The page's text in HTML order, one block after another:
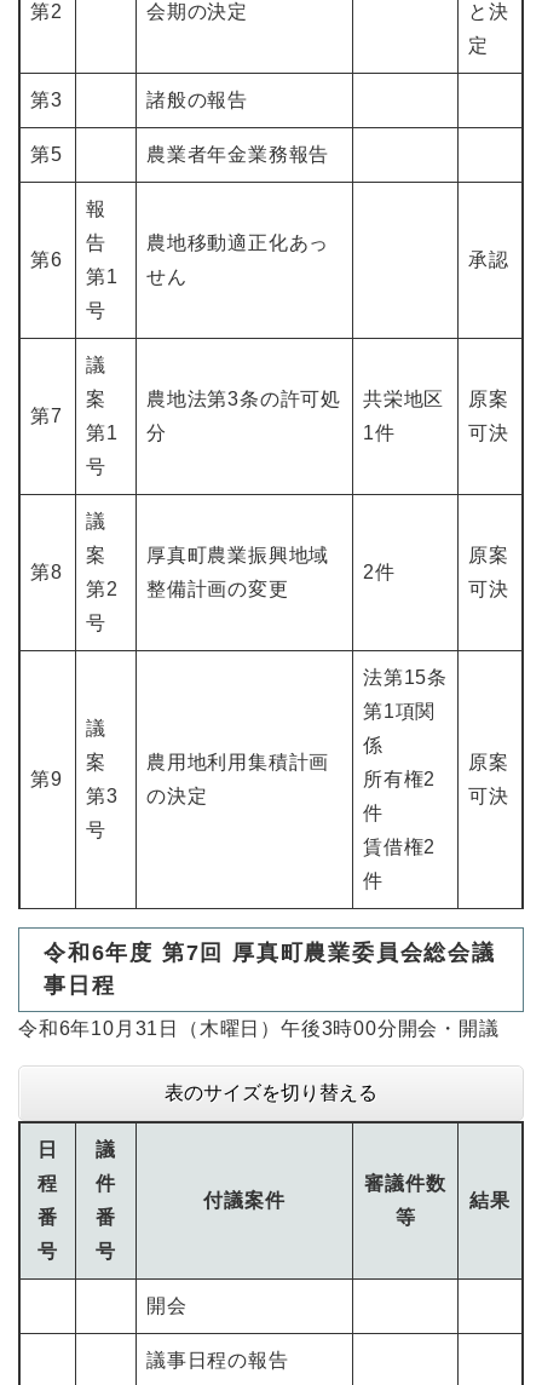
第2 会期の決定
と決
定
第3 諸般の報告
第5 農業者年金業務報告
第6
報
告
第1
号
農地移動適正化あっ
せん
承認
第7
議
案
第1
号
農地法第3条の許可処
分
共栄地区
1件
原案
可決
第8
議
案
第2
号
厚真町農業振興地域
整備計画の変更
2件
原案
可決
第9
議
案
第3
号
農用地利用集積計画
の決定
法第15条
第1項関
係
所有権2
件
賃借権2
件
原案
可決
令和6年度 第7回 厚真町農業委員会総会議
事日程
令和6年10月31日（木曜日）午後3時00分開会・開議
表のサイズを切り替える
日
程
番
号
議
件
番
号
付議案件
審議件数
等
結果
開会
議事日程の報告